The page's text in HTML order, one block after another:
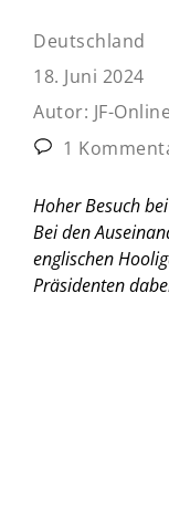
Deutschland
18. Juni 2024
Autor: JF-Online
1
Hoher Besuch
Bei den
englischen
Präsidenten